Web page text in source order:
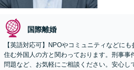
国際離婚
【英語対応可】NPOやコミュニティなどに
住む外国人の方と関わっております。刑事事
問題など、お気軽にご相談ください。安心し